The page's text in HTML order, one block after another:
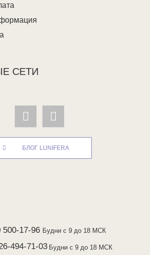
СЕТИ
БЛОГ LUNIFERA
500-17-96 Будни с 9 до 18 МСК
494-71-03 Будни с 9 до 18 МСК